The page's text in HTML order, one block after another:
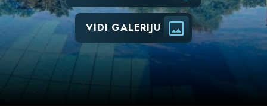
VIDI GALERIJU